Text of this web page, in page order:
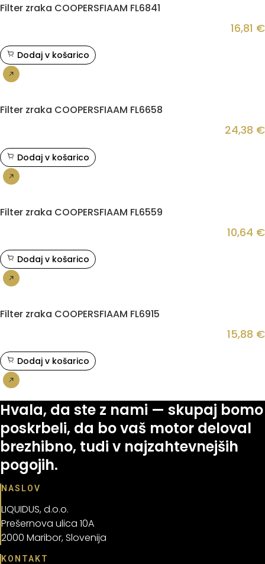
Filter zraka COOPERSFIAAM FL6841
16,81 €
Dodaj v košarico
Filter zraka COOPERSFIAAM FL6658
24,38 €
Dodaj v košarico
Filter zraka COOPERSFIAAM FL6559
10,64 €
Dodaj v košarico
Filter zraka COOPERSFIAAM FL6915
15,88 €
Dodaj v košarico
Hvala, da ste z nami — skupaj bomo
poskrbeli, da bo vaš motor deloval
brezhibno, tudi v najzahtevnejših
pogojih.
NASLOV
LIQUIDUS, d.o.o.
Prešernova ulica 10A
2000 Maribor, Slovenija
KONTAKT